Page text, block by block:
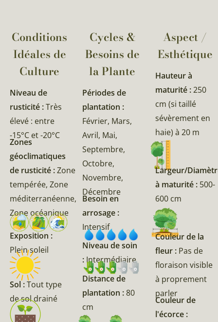
Conditions
Idéales de
Culture
Niveau de
rusticité :Très
élevé : entre
-15°C et -20°C
Zones
géoclimatiques
de rusticité :Zone
tempérée, Zone
méditerranéenne,
Zone océanique
Exposition :
Plein soleil
Sol :Tout type
de sol drainé
Cycles &
Besoins de
la Plante​
Périodes de
plantation :
Février, Mars,
Avril, Mai,
Septembre,
Octobre,
Novembre,
Décembre
Besoin en
arrosage :
Intensif
Niveau de soin
: Intermédiaire
Distance de
plantation :80
cm
Aspect /
Esthétique
Hauteur à
maturité :250
cm (si taillé
sévèrement en
haie) à 20 m
Largeur/
à maturité : 500-
600 cm
Couleur de la
fleur : Pas de
floraison visible
à proprement
parler
Couleur de
l'écorce :